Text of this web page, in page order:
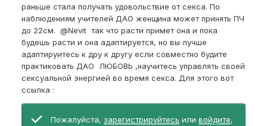
раньше стала получать удовольствие от секса. По
наблюдениям учителей ДАО женщина может принять ПЧ
до 22см. @Nevit так что расти примет она и пока
будешь расти и она адаптируется, но вы лучше
адаптируитесь к дру к другу если совместно будите
практиковать ДАО ЛЮБОВЬ ,научитесь управлять своей
сексуальной энергией во время секса. Для этого вот
ссылка :
Пожалуйста, зарегистрируйтесь или войдите,